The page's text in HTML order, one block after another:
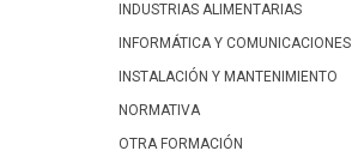
INDUSTRIAS ALIMENTARIAS
INFORMÁTICA Y COMUNICACIONES
INSTALACIÓN Y MANTENIMIENTO
NORMATIVA
OTRA FORMACIÓN